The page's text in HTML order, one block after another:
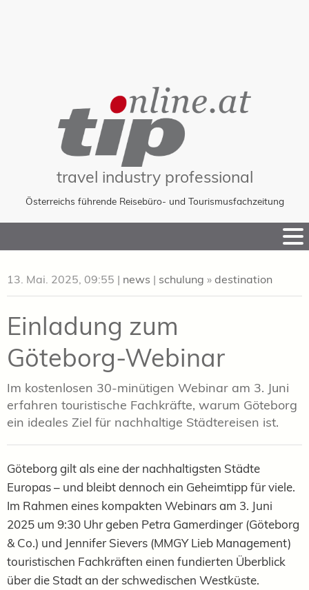
travel industry professional
Österreichs führende Reisebüro- und Tourismusfachzeitung
to
13. Mai. 2025, 09:55 | news | schulung » destination
Einladung zum
Göteborg-Webinar
Im kostenlosen 30-minütigen Webinar am 3. Juni
erfahren touristische Fachkräfte, warum Göteborg
ein ideales Ziel für nachhaltige Städtereisen ist.
Göteborg gilt als eine der nachhaltigsten Städte
Europas – und bleibt dennoch ein Geheimtipp für viele.
Im Rahmen eines kompakten Webinars am 3. Juni
2025 um 9:30 Uhr geben Petra Gamerdinger (Göteborg
& Co.) und Jennifer Sievers (MMGY Lieb Management)
touristischen Fachkräften einen fundierten Überblick
über die Stadt an der schwedischen Westküste.